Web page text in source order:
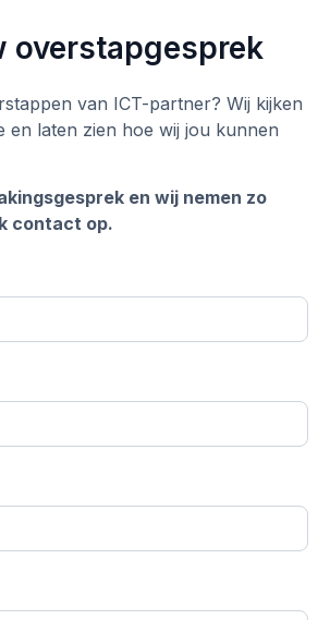
overstapgesprek
van ICT-partner? Wij kijken
en laten zien hoe wij jou kunnen
en wij nemen zo
contact op.